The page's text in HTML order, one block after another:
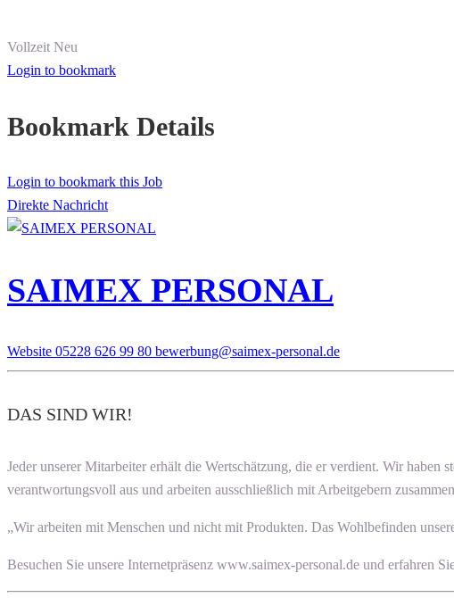
Vollzeit Neu
Login to bookmark
Bookmark Details
Login to bookmark this Job
Direkte Nachricht
SAIMEX PERSONAL
Website 05228 626 99 80 bewerbung@saimex-personal.de
DAS SIND WIR!
Jeder unserer Mitarbeiter erhält die Wertschätzung, die er verdient. Wir
verantwortungsvoll aus und arbeiten ausschließlich mit Arbeitgebern
„Wir arbeiten mit Menschen und nicht mit Produkten. Das Wohlbefinden
Besuchen Sie unsere Internetpräsenz www.saimex-personal.de und erfahren